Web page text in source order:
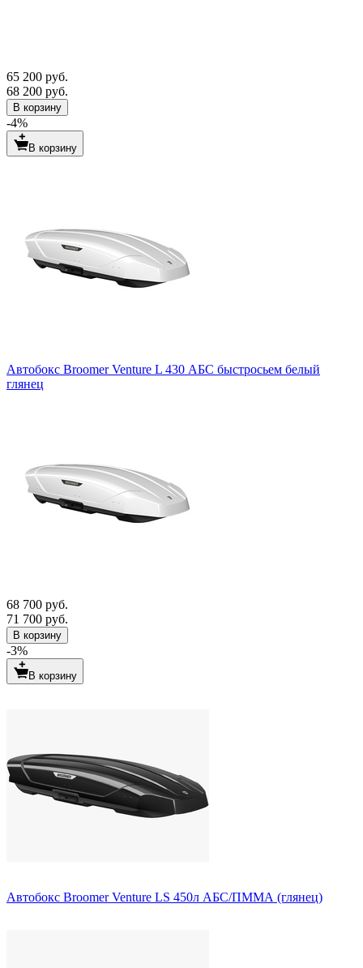
65 200 руб.
68 200 руб.
В корзину
-4%
В корзину
Автобокс Broomer Venture L 430 АБС быстросьем белый
глянец
68 700 руб.
71 700 руб.
В корзину
-3%
В корзину
Автобокс Broomer Venture LS 450л АБС/ПММА (глянец)